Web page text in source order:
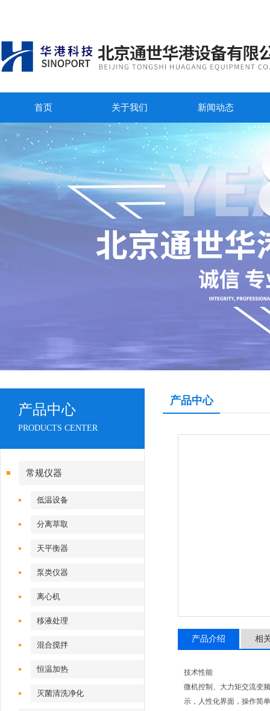
首页 关于我们 新闻动态
产品中心
PRODUCTS CENTER
常规仪器
低温设备
分离萃取
天平衡器
泵类仪器
离心机
移液处理
混合搅拌
恒温加热
灭菌清洗净化
产品中心
产品介绍 相
技术性能
微机控制、大力矩交流变
示，人性化界面，操作简